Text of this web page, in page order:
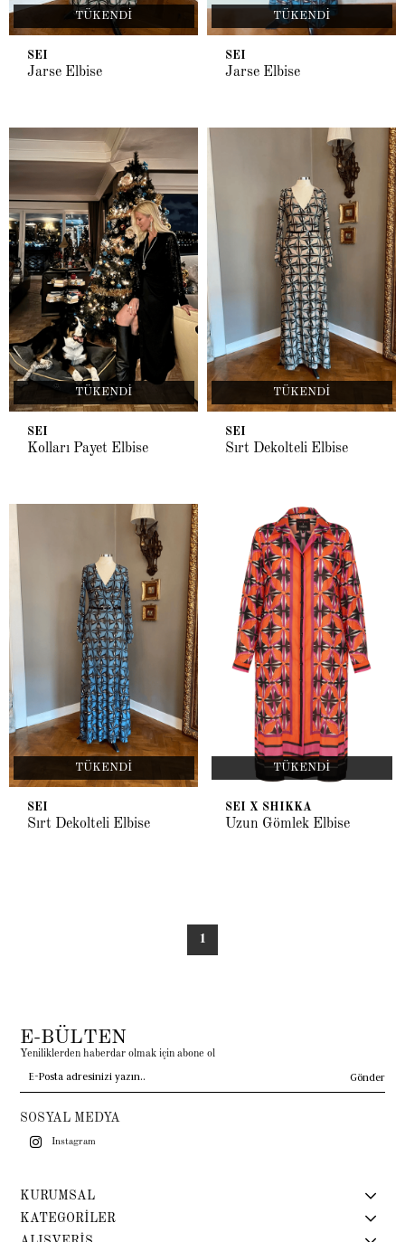
TÜKENDI
SEI
Jarse Elbise
TÜKENDI
SEI
Jarse Elbise
TÜKENDI
SEI
Kolları Payet Elbise
TÜKENDI
SEI
Sırt Dekolteli Elbise
TÜKENDI
SEI
Sırt Dekolteli Elbise
TÜKENDI
SEI X SHIKKA
Uzun Gömlek Elbise
1
E-BÜLTEN
Yeniliklerden haberdar olmak için abone ol
Gönder
SOSYAL MEDYA
Instagram
KURUMSAL
KATEGORİLER